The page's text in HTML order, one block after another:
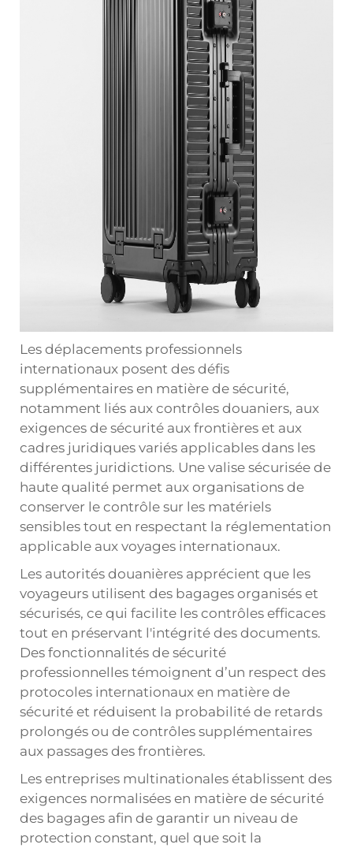
Les déplacements professionnels
internationaux posent des défis
supplémentaires en matière de sécurité,
notamment liés aux contrôles douaniers, aux
exigences de sécurité aux frontières et aux
cadres juridiques variés applicables dans les
différentes juridictions. Une valise sécurisée de
haute qualité permet aux organisations de
conserver le contrôle sur les matériels
sensibles tout en respectant la réglementation
applicable aux voyages internationaux.
Les autorités douanières apprécient que les
voyageurs utilisent des bagages organisés et
sécurisés, ce qui facilite les contrôles efficaces
tout en préservant l'intégrité des documents.
Des fonctionnalités de sécurité
professionnelles témoignent d’un respect des
protocoles internationaux en matière de
sécurité et réduisent la probabilité de retards
prolongés ou de contrôles supplémentaires
aux passages des frontières.
Les entreprises multinationales établissent des
exigences normalisées en matière de sécurité
des bagages afin de garantir un niveau de
protection constant, quel que soit la